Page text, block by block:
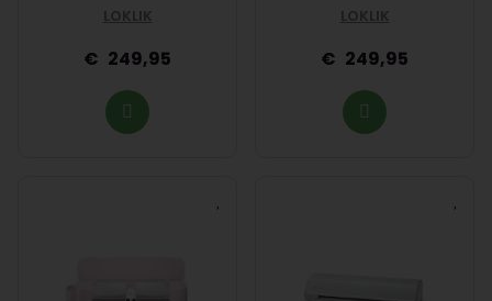
LOKLIK
249,95
LOKLIK
249,95